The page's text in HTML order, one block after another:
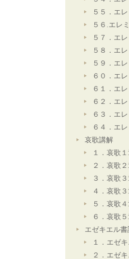
５５．エ
５６.エレ
５７．エ
５８．エ
５９．エ
６０．エ
６１．エ
６２．エ
６３．エ
６４．エ
哀歌講解
１．哀歌
２．哀歌
３．哀歌
４．哀歌
５．哀歌
６．哀歌
エゼキエル書
１．エゼ
２．エゼ